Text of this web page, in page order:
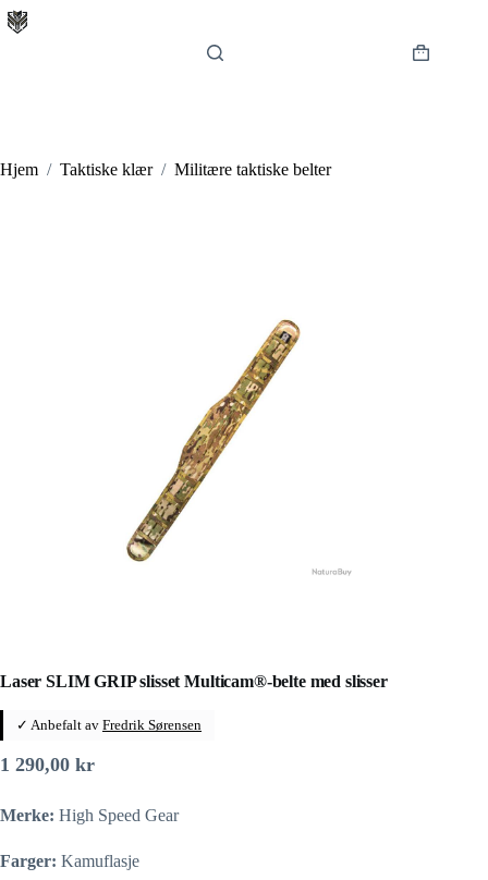
Hopp
til
Hjem / Taktiske klær / Militære taktiske belter
Laser SLIM GRIP slisset Multicam®-belte med slisser
✓ Anbefalt av Fredrik Sørensen
1 290,00 kr
Merke: High Speed Gear
Farger: Kamuflasje